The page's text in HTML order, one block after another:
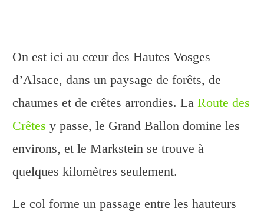
On est ici au cœur des Hautes Vosges
d’Alsace, dans un paysage de forêts, de
chaumes et de crêtes arrondies. La Route des
Crêtes y passe, le Grand Ballon domine les
environs, et le Markstein se trouve à
quelques kilomètres seulement.
Le col forme un passage entre les hauteurs